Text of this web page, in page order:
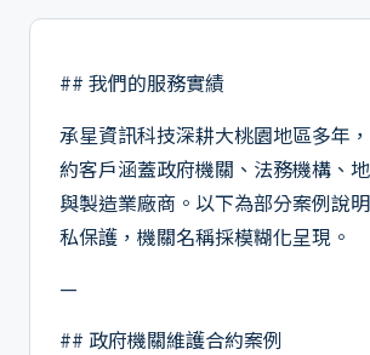
## 我們的服務實績
承星資訊科技深耕大桃園地區多年
約客戶涵蓋政府機關、法務機構、
與製造業廠商。以下為部分案例說
私保護，機關名稱採模糊化呈現。
—
## 政府機關維護合約案例